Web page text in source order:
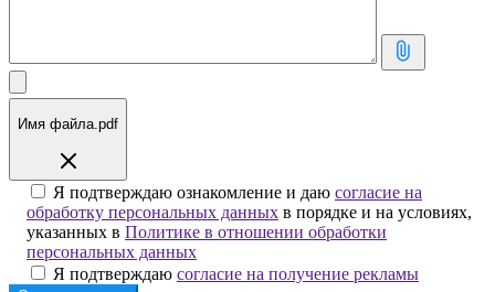
Имя файла.pdf
Я подтверждаю ознакомление и даю согласие на
обработку персональных данных в порядке и на условиях,
указанных в Политике в отношении обработки
персональных данных
Я подтверждаю согласие на получение рекламы